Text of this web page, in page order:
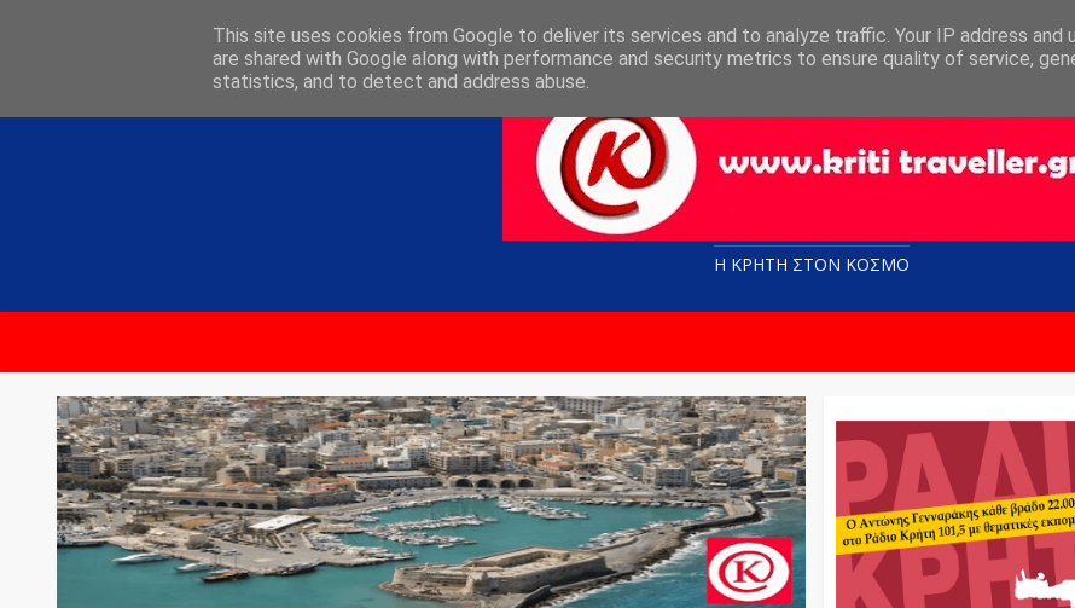
Η ΚΡΗΤΗ ΣΤΟN KOΣΜΟ
This site uses cookies from Google to deliver its services and to analyze traffic. Your IP address and
are shared with Google along with performance and security metrics to ensure quality of service,
statistics, and to detect and address abuse.